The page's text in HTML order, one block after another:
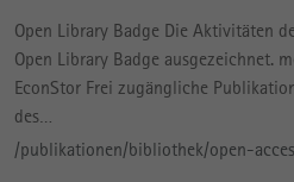
Open Library Badge Die Aktivitäten
Open Library Badge ausgezeichnet.
EconStor Frei zugängliche
des…
/publikationen/bibliothek/open-